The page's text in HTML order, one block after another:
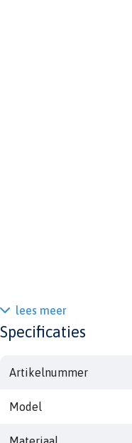
lees meer
Specificaties
Artikelnummer
Model